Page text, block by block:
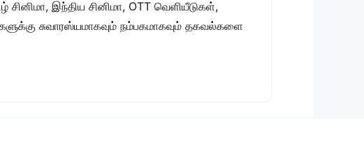
இந்திய சினிமா, OTT வெளியீடுகள்,
சுவாரஸ்யமாகவும் நம்பகமாகவும் தகவல்களை